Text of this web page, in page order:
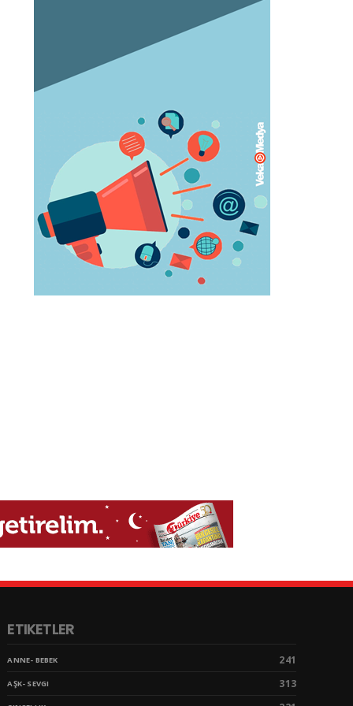
Orgazm olan kadınlar daha çabuk
May 05, 2023
ETIKETLER
ANNE- BEBEK 241
AŞK- SEVGI 313